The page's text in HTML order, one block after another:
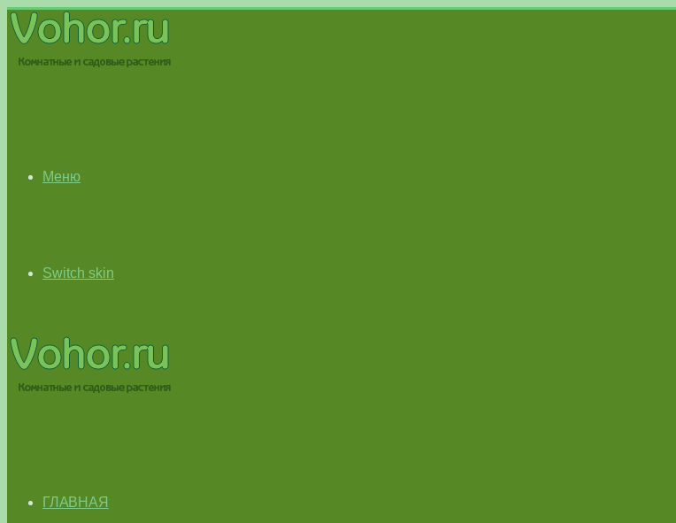
Меню
Switch skin
ГЛАВНАЯ